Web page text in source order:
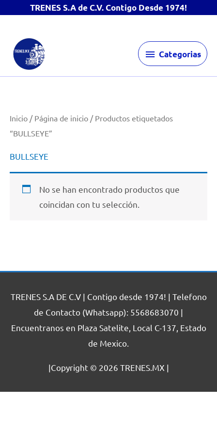
TRENES S.A de C.V. Contigo Desde 1974!
contenido
Categorias
Categorias
Inicio / Página de inicio / Productos etiquetados
“BULLSEYE”
BULLSEYE
No se han encontrado productos que
coincidan con tu selección.
TRENES S.A DE C.V | Contigo desde 1974! | Telefono
de Contacto (Whatsapp): 5568683070 |
Encuentranos en Plaza Satelite, Local C-137, Estado
de Mexico.
|Copyright © 2026 TRENES.MX |